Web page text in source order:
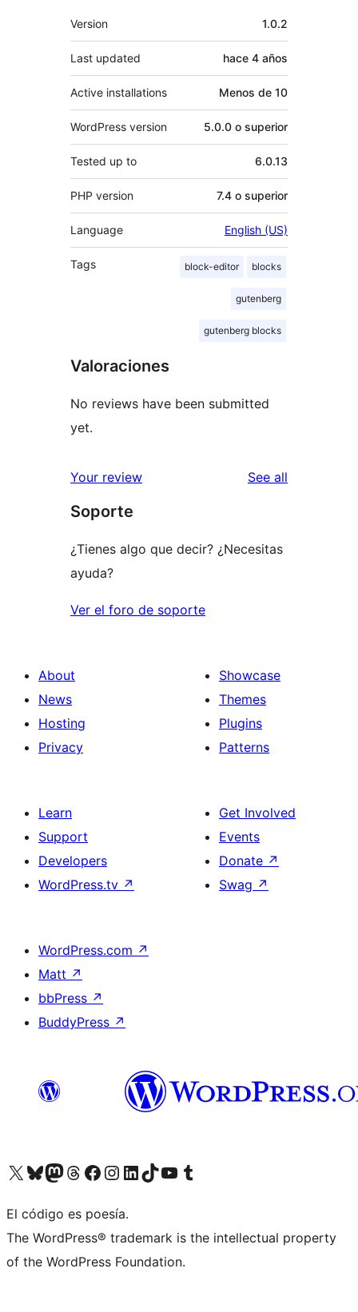
Meta
Version 1.0.2
Last updated hace 4 años
Active installations Menos de 10
WordPress version 5.0.0 o superior
Tested up to 6.0.13
PHP version 7.4 o superior
Language English (US)
Tags block-editor blocks
gutenberg
gutenberg blocks
Valoraciones
No reviews have been submitted
yet.
Your review See all
Soporte
¿Tienes algo que decir? ¿Necesitas
ayuda?
Ver el foro de soporte
About
News
Hosting
Privacy
Showcase
Themes
Plugins
Patterns
Learn
Support
Developers
WordPress.tv ↗
Get Involved
Events
Donate ↗
Swag ↗
WordPress.com ↗
Matt ↗
bbPress ↗
BuddyPress ↗
Visit our X (formerly Twitter) account
Visit our Bluesky account
Visit our Mastodon account
Visit our Threads account
Visit our Facebook page
Visit our Instagram account
Visit our LinkedIn account
Visit our TikTok account
Visit our YouTube channel
Visit our Tumblr account
El código es poesía.
The WordPress® trademark is the intellectual property
of the WordPress Foundation.